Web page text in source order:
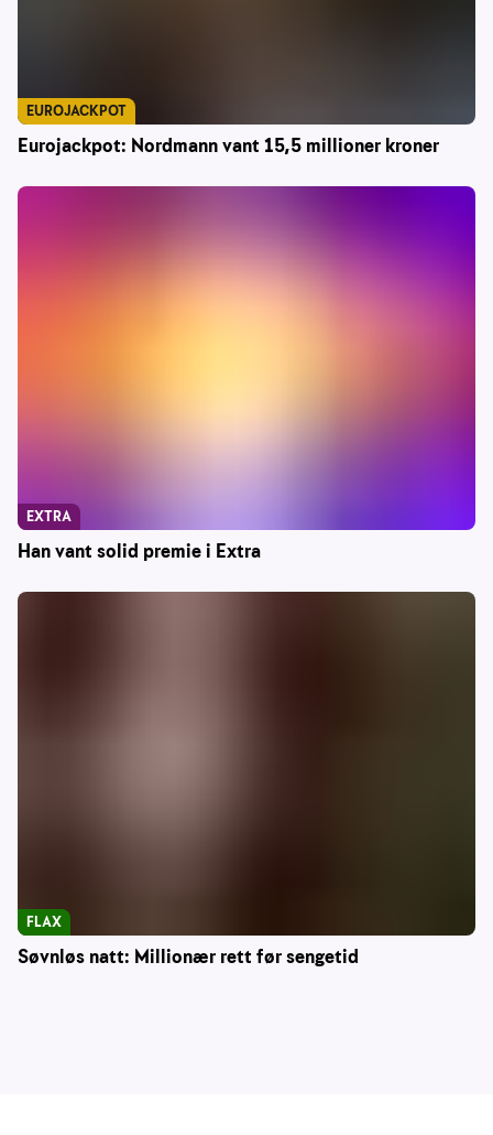
Eurojackpot: Nordmann vant 15,5 millioner kroner
EUROJACKPOT
Han vant solid premie i Extra
EXTRA
Søvnløs natt: Millionær rett før sengetid
FLAX